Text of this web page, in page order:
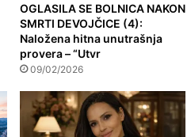
OGLASILA SE BOLNICA NAKON
SMRTI DEVOJČICE (4):
Naložena hitna unutrašnja
provera – “Utvr
09/02/2026